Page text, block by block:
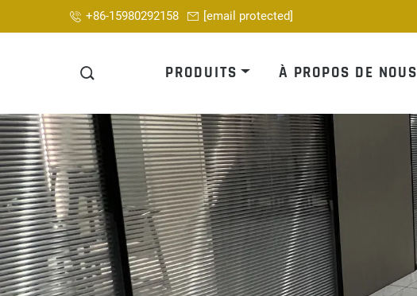
+86-15980292158 [email protected]
PRODUITS À PROPOS DE NOUS